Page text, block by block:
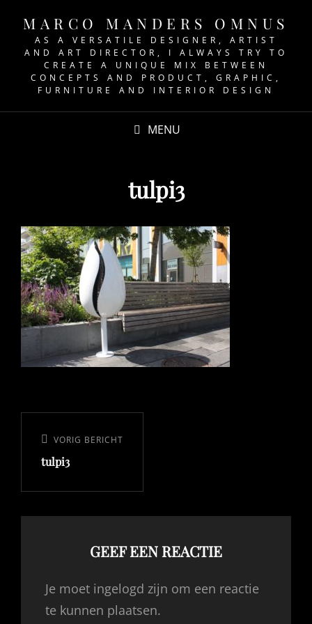
MARCO MANDERS OMNUS
AS A VERSATILE DESIGNER, ARTIST
AND ART DIRECTOR, I ALWAYS TRY TO
CREATE A UNIQUE MIX BETWEEN
CONCEPTS AND PRODUCT, GRAPHIC,
FURNITURE AND INTERIOR DESIGN
MENU
tulpi3
navigatie
Vorig
bericht
VORIG BERICHT
tulpi3
GEEF EEN REACTIE
Je moet ingelogd zijn om een reactie
te kunnen plaatsen.